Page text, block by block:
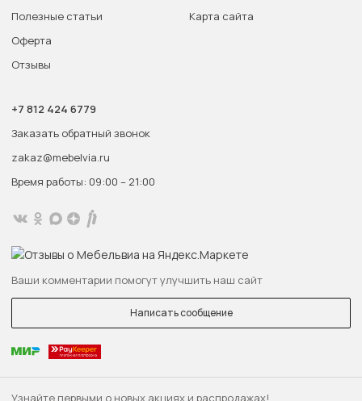
Узнайте первыми о новых акциях и распродажах!
Полезные статьи
Оферта
Отзывы
Карта сайта
+7 812 424 6779
Заказать обратный звонок
zakaz@mebelvia.ru
Время работы: 09:00 – 21:00
Ваши комментарии помогут улучшить наш сайт
Написать сообщение